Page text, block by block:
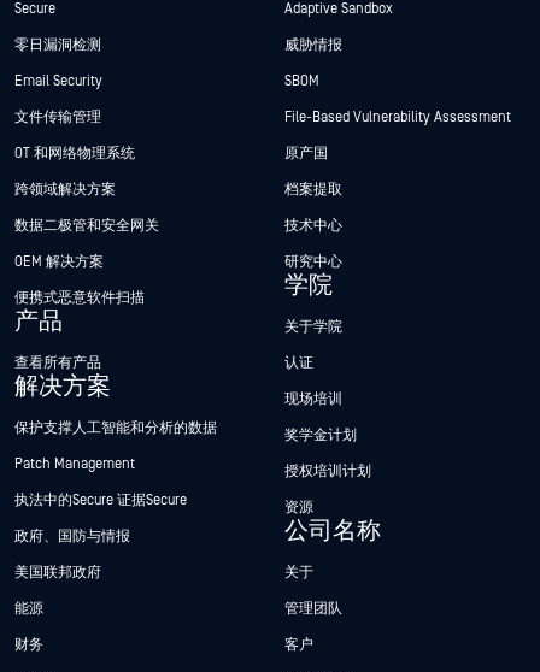
Secure
零日漏洞检测
Email Security
文件传输管理
OT 和网络物理系统
跨领域解决方案
数据二极管和安全网关
OEM 解决方案
便携式恶意软件扫描
产品
查看所有产品
解决方案
保护支撑人工智能和分析的数据
Patch Management
执法中的Secure 证据Secure
政府、国防与情报
美国联邦政府
能源
财务
Adaptive Sandbox
威胁情报
SBOM
File-Based Vulnerability Assessment
原产国
档案提取
技术中心
研究中心
学院
关于学院
认证
现场培训
奖学金计划
授权培训计划
资源
公司名称
关于
管理团队
客户